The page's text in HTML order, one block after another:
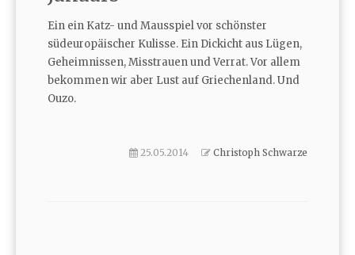
Ein ein Katz- und Mausspiel vor schönster
südeuropäischer Kulisse. Ein Dickicht aus Lügen,
Geheimnissen, Misstrauen und Verrat. Vor allem
bekommen wir aber Lust auf Griechenland. Und
Ouzo.
25.05.2014 Christoph Schwarze